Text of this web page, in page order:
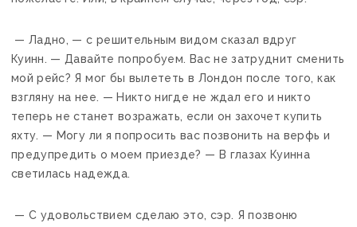
— Ладно, — с решительным видом сказал вдруг
Куинн. — Давайте попробуем. Вас не затруднит сменить
мой рейс? Я мог бы вылететь в Лондон после того, как
взгляну на нее. — Никто нигде не ждал его и никто
теперь не станет возражать, если он захочет купить
яхту. — Могу ли я попросить вас позвонить на верфь и
предупредить о моем приезде? — В глазах Куинна
светилась надежда.
— С удовольствием сделаю это, сэр. Я позвоню